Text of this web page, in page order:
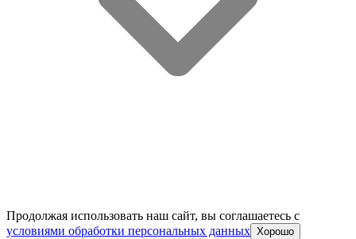
Продолжая использовать наш сайт, вы соглашаетесь c
условиями обработки персональных данных Хорошо